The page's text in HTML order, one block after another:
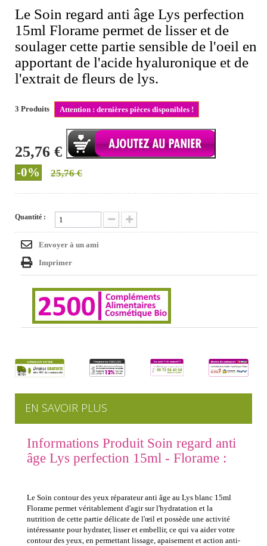
Le Soin regard anti âge Lys perfection
15ml Florame permet de lisser et de
soulager cette partie sensible de l'oeil en
apportant de l'acide hyaluronique et de
l'extrait de fleurs de lys.
3 Produits Attention : dernières pièces disponibles !
25,76 €
-0% 25,76 €
Quantité :
Envoyer à un ami
Imprimer
EN SAVOIR PLUS
Informations Produit Soin regard anti
âge Lys perfection 15ml - Florame :
Le Soin contour des yeux réparateur anti âge au Lys blanc 15ml
Florame permet véritablement d'agir sur l'hydratation et la
nutrition de cette partie délicate de l'œil et possède une activité
intéressante pour hydrater, lisser et embellir, ce qui va aider votre
contour des yeux, en permettant lissage, apaisement et action anti-